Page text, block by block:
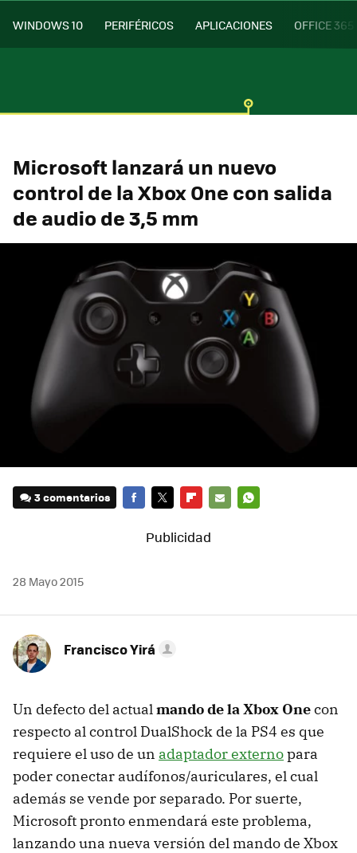
WINDOWS 10 PERIFÉRICOS APLICACIONES OFFICE 365
Microsoft lanzará un nuevo
control de la Xbox One con salida
de audio de 3,5 mm
3 comentarios
MAIL
28 Mayo 2015
Francisco Yirá
Un defecto del actualmando de la Xbox Onecon
respecto al control DualShock de la PS4 es que
requiere el uso de un adaptador externopara
poder conectar audífonos/auriculares, el cual
además se vende por separado. Por suerte,
Microsoft pronto enmendará este problema,
lanzando una nueva versión del mando de Xbox